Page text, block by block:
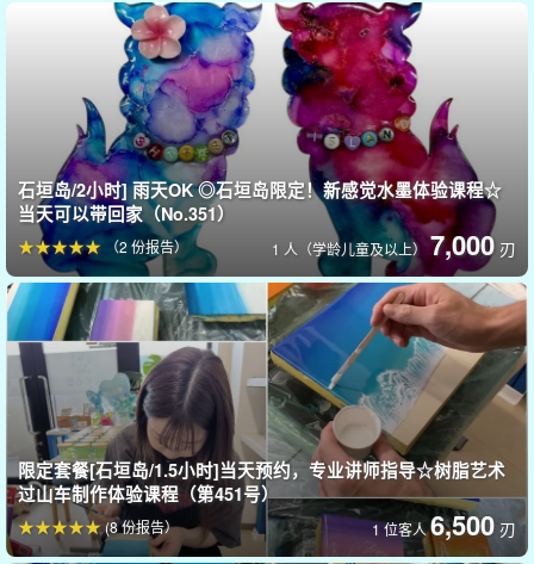
无需携带任何物品，设备已包含在价格中☆。
石垣岛之旅的最后一天。但你仍然可以参加。
请尝试制作自己的原创动物蜡烛，作为送给亲人的礼物或自己的纪
念品！
石垣岛/2小时] 雨天OK ◎石垣岛限定！新感觉水墨体验课程☆
当天可以带回家（No.351）
1 人（学龄儿童及以上） 7,000 刃
（2 份报告）
限定套餐[石垣岛/1.5小时]当天预约，专业讲师指导☆树脂艺术
过山车制作体验课程（第451号）
1 位客人6,500 刃
(8 份报告）